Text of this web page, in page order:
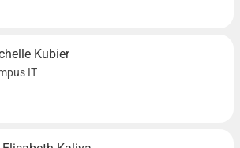
Kubier
IT